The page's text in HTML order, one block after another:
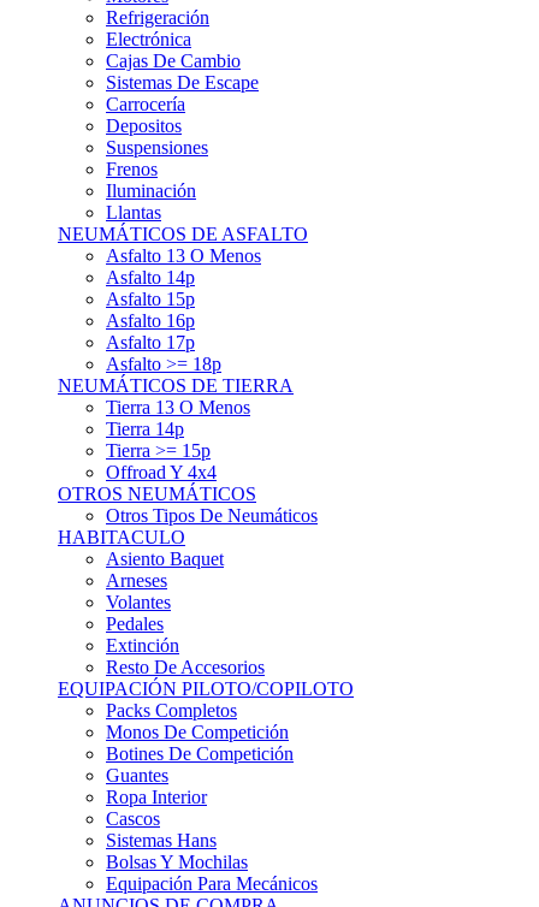
Refrigeración
Electrónica
Cajas De Cambio
Sistemas De Escape
Carrocería
Depositos
Suspensiones
Frenos
Iluminación
Llantas
NEUMÁTICOS DE ASFALTO
Asfalto 13 O Menos
Asfalto 14p
Asfalto 15p
Asfalto 16p
Asfalto 17p
Asfalto >= 18p
NEUMÁTICOS DE TIERRA
Tierra 13 O Menos
Tierra 14p
Tierra >= 15p
Offroad Y 4x4
OTROS NEUMÁTICOS
Otros Tipos De Neumáticos
HABITACULO
Asiento Baquet
Arneses
Volantes
Pedales
Extinción
Resto De Accesorios
EQUIPACIÓN PILOTO/COPILOTO
Packs Completos
Monos De Competición
Botines De Competición
Guantes
Ropa Interior
Cascos
Sistemas Hans
Bolsas Y Mochilas
Equipación Para Mecánicos